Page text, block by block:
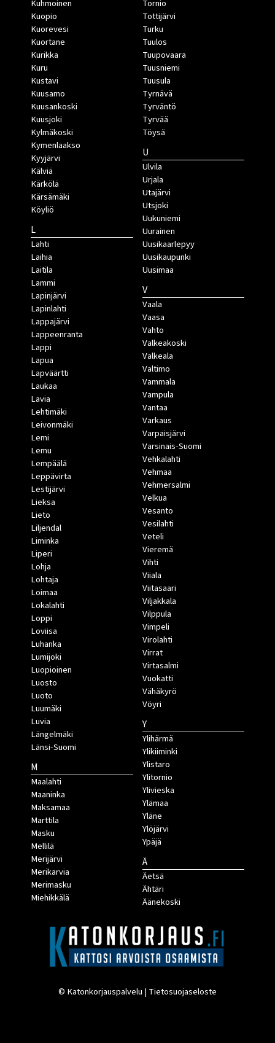
Kuhmoinen
Kuopio
Kuorevesi
Kuortane
Kurikka
Kuru
Kustavi
Kuusamo
Kuusankoski
Kuusjoki
Kylmäkoski
Kymenlaakso
Kyyjärvi
Kälviä
Kärkölä
Kärsämäki
Köyliö
L
Lahti
Laihia
Laitila
Lammi
Lapinjärvi
Lapinlahti
Lappajärvi
Lappeenranta
Lappi
Lapua
Lapväärtti
Laukaa
Lavia
Lehtimäki
Leivonmäki
Lemi
Lemu
Lempäälä
Leppävirta
Lestijärvi
Lieksa
Lieto
Liljendal
Liminka
Liperi
Lohja
Lohtaja
Loimaa
Lokalahti
Loppi
Loviisa
Luhanka
Lumijoki
Luopioinen
Luosto
Luoto
Luumäki
Luvia
Längelmäki
Länsi-Suomi
M
Maalahti
Maaninka
Maksamaa
Marttila
Masku
Mellilä
Merijärvi
Merikarvia
Merimasku
Miehikkälä
Tornio
Tottijärvi
Turku
Tuulos
Tuupovaara
Tuusniemi
Tuusula
Tyrnävä
Tyrväntö
Tyrvää
Töysä
U
Ulvila
Urjala
Utajärvi
Utsjoki
Uukuniemi
Uurainen
Uusikaarlepyy
Uusikaupunki
Uusimaa
V
Vaala
Vaasa
Vahto
Valkeakoski
Valkeala
Valtimo
Vammala
Vampula
Vantaa
Varkaus
Varpaisjärvi
Varsinais-Suomi
Vehkalahti
Vehmaa
Vehmersalmi
Velkua
Vesanto
Vesilahti
Veteli
Vieremä
Vihti
Viiala
Viitasaari
Viljakkala
Vilppula
Vimpeli
Virolahti
Virrat
Virtasalmi
Vuokatti
Vähäkyrö
Vöyri
Y
Ylihärmä
Ylikiiminki
Ylistaro
Ylitornio
Ylivieska
Ylämaa
Yläne
Ylöjärvi
Ypäjä
Ä
Äetsä
Ähtäri
Äänekoski
© Katonkorjauspalvelu | Tietosuojaseloste